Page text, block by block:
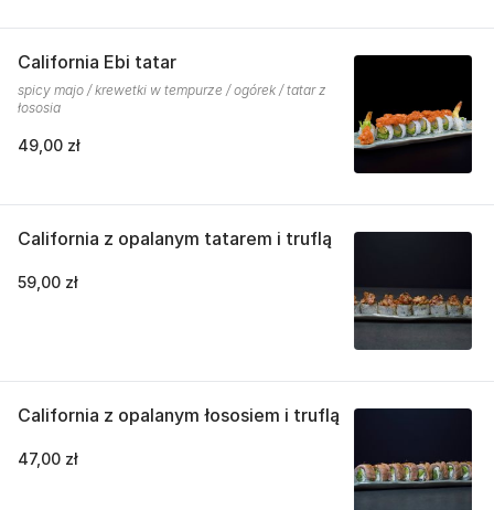
California Ebi tatar
spicy majo / krewetki w tempurze / ogórek / tatar z
łososia
49,00 zł
California z opalanym tatarem i truflą
59,00 zł
California z opalanym łososiem i truflą
47,00 zł